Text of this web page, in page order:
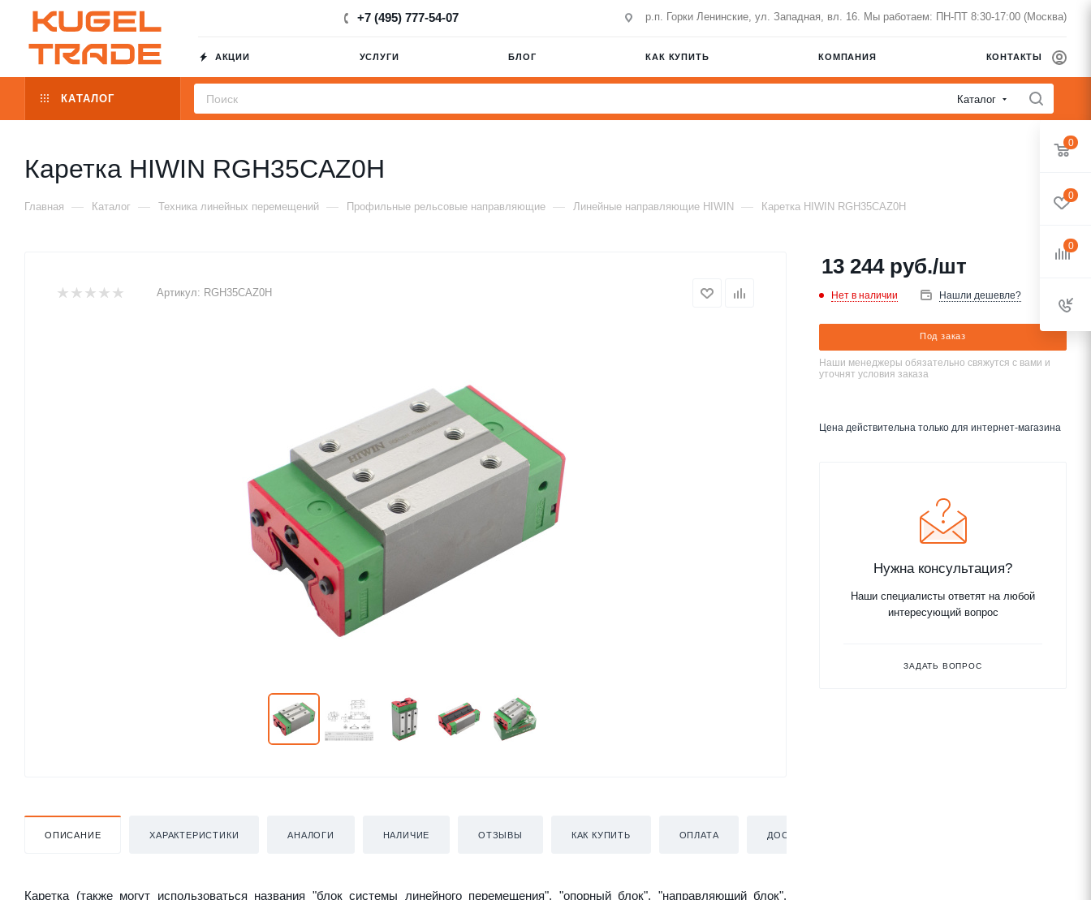
+7 (495) 777-54-07 р.п. Горки Ленинские, ул. Западная, вл. 16. Мы работаем: ПН-ПТ 8:30-17:00 (Москва)
АКЦИИ УСЛУГИ БЛОГ КАК КУПИТЬ КОМПАНИЯ КОНТАКТЫ
КАТАЛОГ Каталог
Каретка HIWIN RGH35CAZ0H
Главная — Каталог — Техника линейных перемещений — Профильные рельсовые направляющие — Линейные направляющие HIWIN — Каретка HIWIN RGH35CAZ0H
Артикул: RGH35CAZ0H
ОПИСАНИЕ ХАРАКТЕРИСТИКИ АНАЛОГИ НАЛИЧИЕ ОТЗЫВЫ КАК КУПИТЬ ОПЛАТА ДОСТАВКА
Каретка (также могут использоваться названия "блок системы линейного перемещения", "опорный блок", "направляющий блок",
13 244руб./шт
Нет в наличии Нашли дешевле?
Под заказ
Наши менеджеры обязательно свяжутся с вами и
уточнят условия заказа
Цена действительна только для интернет-магазина
Нужна консультация?
Наши специалисты ответят на любой
интересующий вопрос
ЗАДАТЬ ВОПРОС
0
0
0